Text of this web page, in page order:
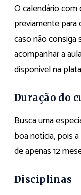
O calendário com
previamente para
caso não
acompanhar a
disponível na
Duração do
Busca uma
boa notícia, pois
de apenas 12
Disciplinas